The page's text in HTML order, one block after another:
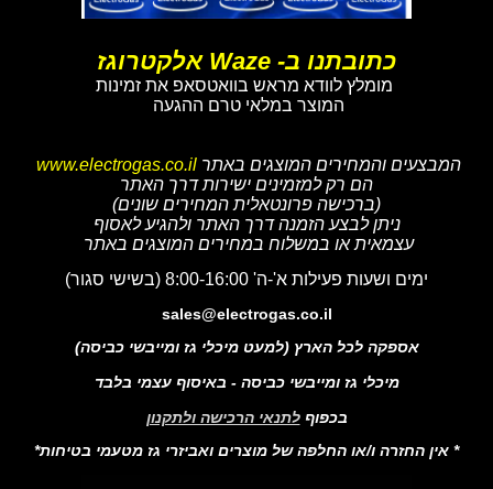
כתובתנו ב- Waze אלקטרוגז
מומלץ לוודא מראש בוואטסאפ את זמינות
המוצר במלאי טרם ההגעה
המבצעים והמחירים המוצגים באתר www.electrogas.co.il
הם רק למזמינים ישירות דרך האתר
(ברכישה פרונטאלית המחירים שונים)
ניתן לבצע הזמנה דרך האתר ולהגיע לאסוף
עצמאית או במשלוח במחירים המוצגים באתר
ימים ושעות פעילות א'-ה' 8:00-16:00 (בשישי סגור)
sales@electrogas.co.il
אספקה לכל הארץ (למעט מיכלי גז ומייבשי כביסה)
מיכלי גז ומייבשי כביסה - באיסוף עצמי בלבד
בכפוף לתנאי הרכישה ולתקנון
* אין החזרה ו/או החלפה של מוצרים ואביזרי גז מטעמי בטיחות*